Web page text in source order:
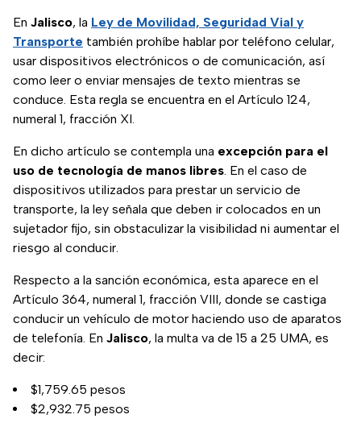
En Jalisco, la Ley de Movilidad, Seguridad Vial y
Transporte también prohíbe hablar por teléfono celular,
usar dispositivos electrónicos o de comunicación, así
como leer o enviar mensajes de texto mientras se
conduce. Esta regla se encuentra en el Artículo 124,
numeral 1, fracción XI.
En dicho artículo se contempla una excepción para el
uso de tecnología de manos libres. En el caso de
dispositivos utilizados para prestar un servicio de
transporte, la ley señala que deben ir colocados en un
sujetador fijo, sin obstaculizar la visibilidad ni aumentar el
riesgo al conducir.
Respecto a la sanción económica, esta aparece en el
Artículo 364, numeral 1, fracción VIII, donde se castiga
conducir un vehículo de motor haciendo uso de aparatos
de telefonía. En Jalisco, la multa va de 15 a 25 UMA, es
decir:
$1,759.65 pesos
$2,932.75 pesos